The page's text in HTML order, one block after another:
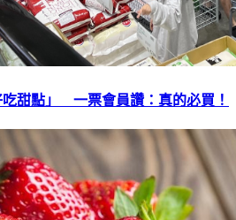
甜點」 一票會員讚：真的必買！